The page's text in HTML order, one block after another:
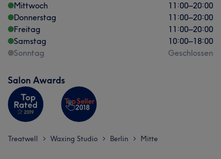
Mittwoch
11:00–20:00
Donnerstag
11:00–20:00
Freitag
11:00–20:00
Samstag
10:00–18:00
Sonntag
Geschlossen
Salon Awards
Treatwell > Waxing Studio > Berlin > Mitte